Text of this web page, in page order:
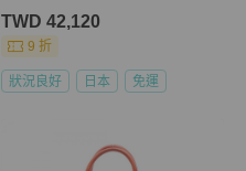
TWD 42,120
9 折
狀況良好 日本 免運